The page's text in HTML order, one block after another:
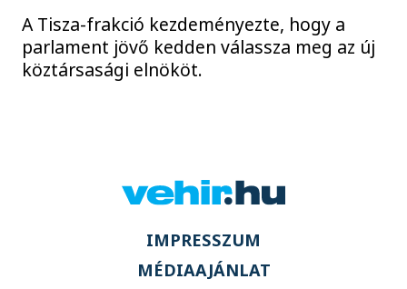
A Tisza-frakció kezdeményezte, hogy a
parlament jövő kedden válassza meg az új
köztársasági elnököt.
IMPRESSZUM
MÉDIAAJÁNLAT